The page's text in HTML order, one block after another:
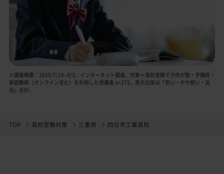
※調査概要：2025/7/18–9/3、インターネット調査、対象＝高校受験で子供が塾・予備校・
家庭教師（オンライン含む）を利用した保護者 n=375。表示比率は「安い・やや安い・妥
当」合計。
TOP 高校受験対策 三重県 四日市工業高校